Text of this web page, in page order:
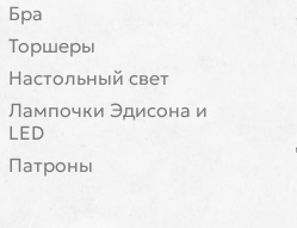
Бра
Торшеры
Настольный свет
Лампочки Эдисона и
LED
Патроны